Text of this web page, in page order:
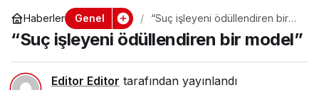
Haberler Genel
“Suç işleyeni ödüllendiren bir
“Suç işleyeni ödüllendiren bir model”
Editor Editor tarafından yayınlandı